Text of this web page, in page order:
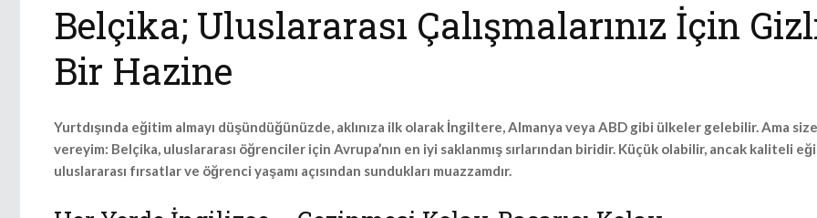
Belçika; Uluslararası Çalışmalarınız İçin
Bir Hazine
Yurtdışında eğitim almayı düşündüğünüzde, aklınıza ilk olarak İngiltere, Almanya veya ABD gibi ülkeler gelebilir. Ama
vereyim: Belçika, uluslararası öğrenciler için Avrupa’nın en iyi saklanmış sırlarından biridir. Küçük olabilir, ancak kaliteli
uluslararası fırsatlar ve öğrenci yaşamı açısından sundukları muazzamdır.